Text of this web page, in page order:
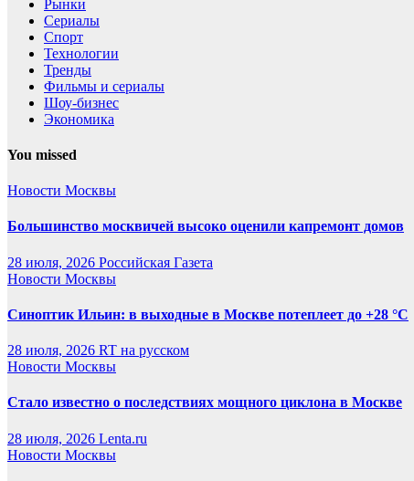
Рынки
Сериалы
Спорт
Технологии
Тренды
Фильмы и сериалы
Шоу-бизнес
Экономика
You missed
Новости Москвы
Большинство москвичей высоко оценили капремонт домов
28 июля, 2026 Российская Газета
Новости Москвы
Синоптик Ильин: в выходные в Москве потеплеет до +28 °C
28 июля, 2026 RT на русском
Новости Москвы
Стало известно о последствиях мощного циклона в Москве
28 июля, 2026 Lenta.ru
Новости Москвы